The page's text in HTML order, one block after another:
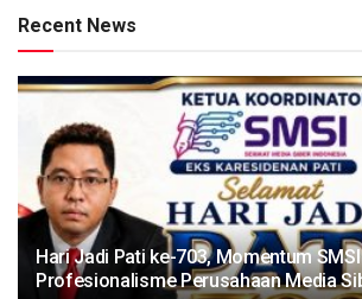
Recent News
Hari Jadi Pati ke-703, Momentum
Profesionalisme Perusahaan Media